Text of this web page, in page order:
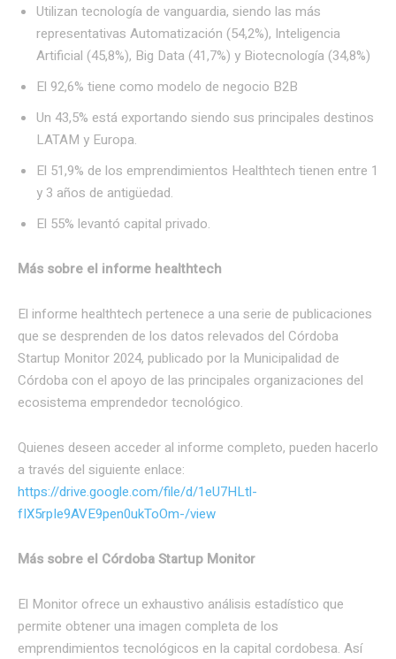
Utilizan tecnología de vanguardia, siendo las más
representativas Automatización (54,2%), Inteligencia
Artificial (45,8%), Big Data (41,7%) y Biotecnología (34,8%)
El 92,6% tiene como modelo de negocio B2B
Un 43,5% está exportando siendo sus principales destinos
LATAM y Europa.
El 51,9% de los emprendimientos Healthtech tienen entre 1
y 3 años de antigüedad.
El 55% levantó capital privado.
Más sobre el informe healthtech
El informe healthtech pertenece a una serie de publicaciones
que se desprenden de los datos relevados del Córdoba
Startup Monitor 2024, publicado por la Municipalidad de
Córdoba con el apoyo de las principales organizaciones del
ecosistema emprendedor tecnológico.
Quienes deseen acceder al informe completo, pueden hacerlo
a través del siguiente enlace:
https://drive.google.com/file/d/1eU7HLtl-
fIX5rpIe9AVE9pen0ukToOm-/view
Más sobre el Córdoba Startup Monitor
El Monitor ofrece un exhaustivo análisis estadístico que
permite obtener una imagen completa de los
emprendimientos tecnológicos en la capital cordobesa. Así